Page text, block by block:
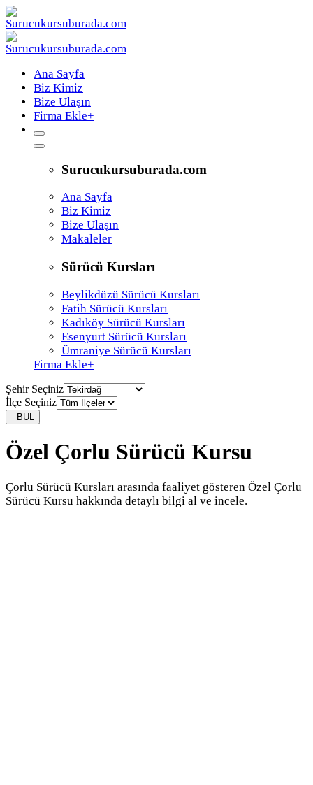
Ana Sayfa
Biz Kimiz
Bize Ulaşın
Firma Ekle+
Surucukursuburada.com
Ana Sayfa
Biz Kimiz
Bize Ulaşın
Makaleler
Sürücü Kursları
Beylikdüzü Sürücü Kursları
Fatih Sürücü Kursları
Kadıköy Sürücü Kursları
Esenyurt Sürücü Kursları
Ümraniye Sürücü Kursları
Firma Ekle+
Şehir Seçiniz
İlçe Seçiniz
BUL
Özel Çorlu Sürücü Kursu
Çorlu Sürücü Kursları arasında faaliyet gösteren Özel Çorlu
Sürücü Kursu hakkında detaylı bilgi al ve incele.